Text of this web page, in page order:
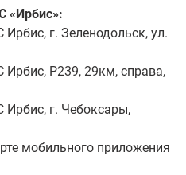
«Ирбис»:
г. Зеленодольск, ул.
Ирбис, Р239, 29км, справа,
Ирбис, г. Чебоксары,
мобильного приложения